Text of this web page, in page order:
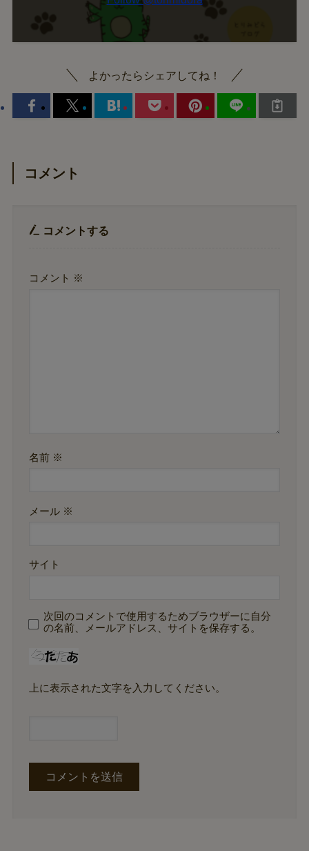
よかったらシェアしてね！
コメント
コメントする
コメント ※
名前 ※
メール ※
サイト
次回のコメントで使用するためブラウザーに自分
の名前、メールアドレス、サイトを保存する。
上に表示された文字を入力してください。